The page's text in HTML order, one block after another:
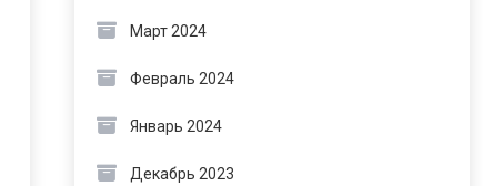
Март 2024
Февраль 2024
Январь 2024
Декабрь 2023